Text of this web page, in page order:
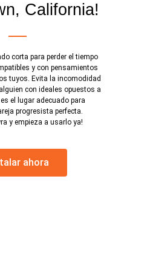
California!
corta para perder el tiempo
y con pensamientos
tuyos. Evita la incomodidad
con ideales opuestos a
el lugar adecuado para
progresista perfecta.
y empieza a usarlo ya!
ahora